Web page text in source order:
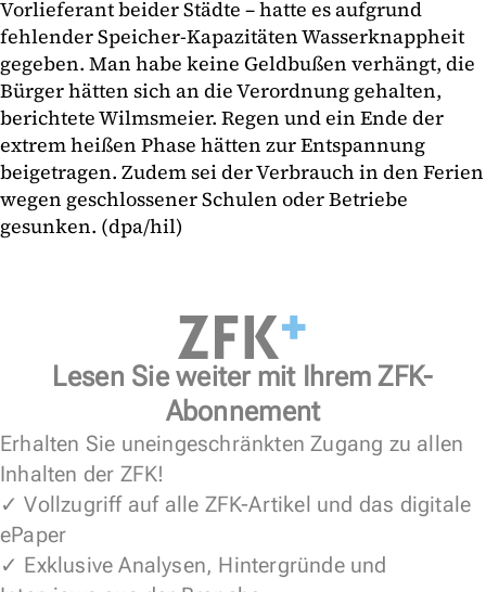
Vorlieferant beider Städte – hatte es aufgrund
fehlender Speicher-Kapazitäten Wasserknappheit
gegeben. Man habe keine Geldbußen verhängt, die
Bürger hätten sich an die Verordnung gehalten,
berichtete Wilmsmeier. Regen und ein Ende der
extrem heißen Phase hätten zur Entspannung
beigetragen. Zudem sei der Verbrauch in den Ferien
wegen geschlossener Schulen oder Betriebe
gesunken. (dpa/hil)
Lesen Sie weiter mit Ihrem ZFK-
Abonnement
Erhalten Sie uneingeschränkten Zugang zu allen
Inhalten der ZFK!
✓ Vollzugriff auf alle ZFK-Artikel und das digitale
ePaper
✓ Exklusive Analysen, Hintergründe und